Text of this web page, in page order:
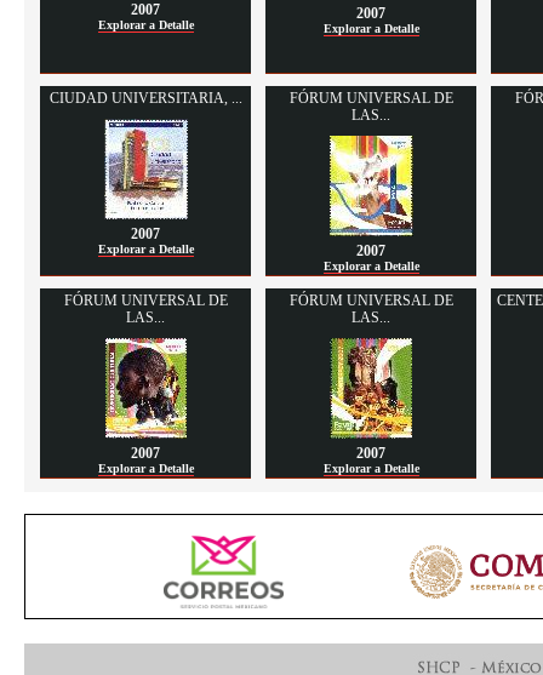
2007
Explorar a Detalle
2007
Explorar a Detalle
CIUDAD UNIVERSITARIA, ...
2007
Explorar a Detalle
FÓRUM UNIVERSAL DE
LAS...
2007
Explorar a Detalle
FÓRUM UNIVERSAL DE
LAS...
2007
Explorar a Detalle
FÓRUM UNIVERSAL DE
LAS...
2007
Explorar a Detalle